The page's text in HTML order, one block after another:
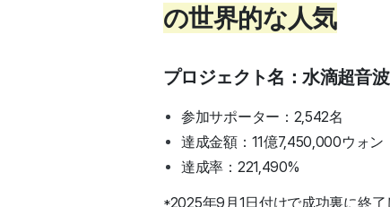
の世界的な人気
プロジェクト名：水滴超音
参加サポーター：2,542名
達成金額：11億7,450,000ウォン
達成率：221,490%
*2025年9月1日付けで成功裏に終